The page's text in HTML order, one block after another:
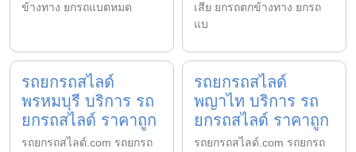
ข้างทาง ยกรถแบตหมด
เสีย ยกรถตกข้างทาง ยกรถ
แบ
รถยกรถสไลด์
พรหมบุรี บริการ รถ
ยกรถสไลด์ ราคาถูก
รถยกรถสไลด์.com รถยกรถ
รถยกรถสไลด์
พญาไท บริการ รถ
ยกรถสไลด์ ราคาถูก
รถยกรถสไลด์.com รถยกรถ